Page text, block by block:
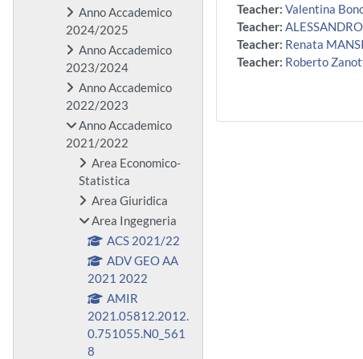
Teacher: Valentina
Teacher:
Teacher: Renata
Teacher: Roberto
Anno Accademico
2024/2025
Anno Accademico
2023/2024
Anno Accademico
2022/2023
Anno Accademico
2021/2022
Area Economico-
Statistica
Area Giuridica
Area Ingegneria
ACS 2021/22
ADV GEO AA
2021 2022
AMIR
2021.05812.2012.
0.751055.N0_561
8